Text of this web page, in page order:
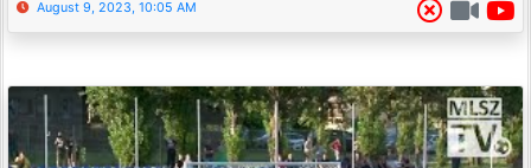
August 9, 2023, 10:05 AM